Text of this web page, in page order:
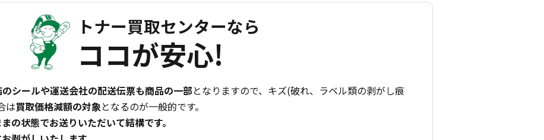
トナー買取センターなら
ココが安心!
シールや運送会社の配送伝票も商品の一部となりますので、キズ(破れ、ラベル類の剥がし痕
は買取価格減額の対象となるのが一般的です。
の状態でお送りいただいて結構です。